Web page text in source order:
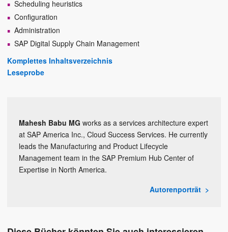
Scheduling heuristics
Configuration
Administration
SAP Digital Supply Chain Management
Komplettes Inhaltsverzeichnis
Leseprobe
Mahesh Babu MG works as a services architecture expert
at SAP America Inc., Cloud Success Services. He currently
leads the Manufacturing and Product Lifecycle
Management team in the SAP Premium Hub Center of
Expertise in North America.
Autorenporträt